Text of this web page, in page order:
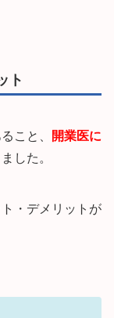
ト
こと、
開業医に
した。
・デメリットが